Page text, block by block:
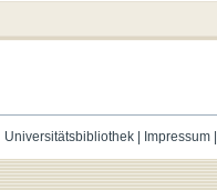
Universitätsbibliothek| Impressum|